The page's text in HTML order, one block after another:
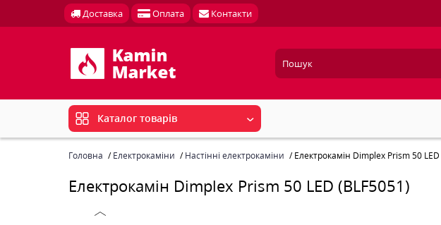
Доставка Оплата Контакти
Каталог товарів
Головна Електрокаміни Настінні електрокаміни Електрокамін Dimplex Prism 50
Електрокамін Dimplex Prism 50 LED (BLF5051)